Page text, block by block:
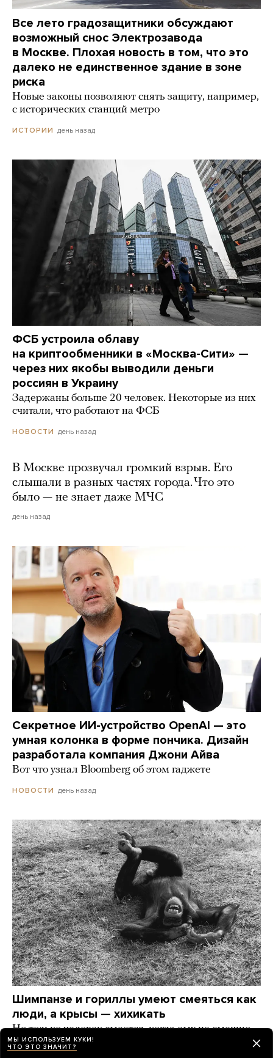
Все лето градозащитники обсуждают
возможный снос Электрозавода
в Москве. Плохая новость в том, что это
далеко не единственное здание в зоне
риска
Новые законы позволяют снять защиту, например,
с исторических станций метро
ИСТОРИИ день назад
ФСБ устроила облаву
на криптообменники в «Москва-Сити» —
через них якобы выводили деньги
россиян в Украину
Задержаны больше 20 человек. Некоторые из них
считали, что работают на ФСБ
НОВОСТИ день назад
В Москве прозвучал громкий взрыв. Его
слышали в разных частях города. Что это
было — не знает даже МЧС
день назад
Секретное ИИ-устройство OpenAI — это
умная колонка в форме пончика. Дизайн
разработала компания Джони Айва
Вот что узнал Bloomberg об этом гаджете
НОВОСТИ день назад
Шимпанзе и гориллы умеют смеяться как
люди, а крысы — хихикать
Но только человек смеется, когда ему не смешно.
А что еще наука знает о смехе?
МЫ ИСПОЛЬЗУЕМ КУКИ!
ЧТО ЭТО ЗНАЧИТ?